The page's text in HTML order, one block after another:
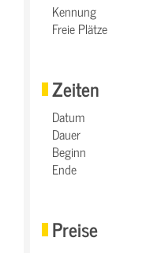
Kennung
Freie Plätze
Zeiten
Datum
Dauer
Beginn
Ende
Preise